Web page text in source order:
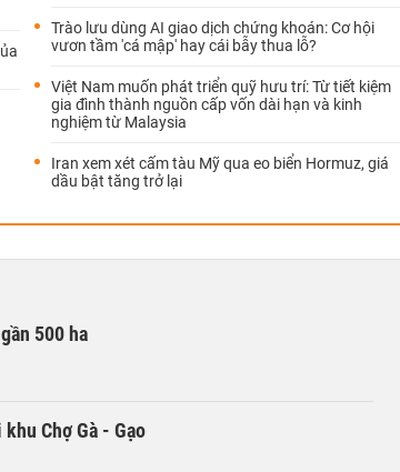
Trào lưu dùng AI giao dịch chứng khoán: Cơ hội
vươn tầm 'cá mập' hay cái bẫy thua lỗ?
Việt Nam muốn phát triển quỹ hưu trí: Từ tiết kiệm
gia đình thành nguồn cấp vốn dài hạn và kinh
nghiệm từ Malaysia
Iran xem xét cấm tàu Mỹ qua eo biển Hormuz, giá
dầu bật tăng trở lại
500 ha
Chợ Gà - Gạo